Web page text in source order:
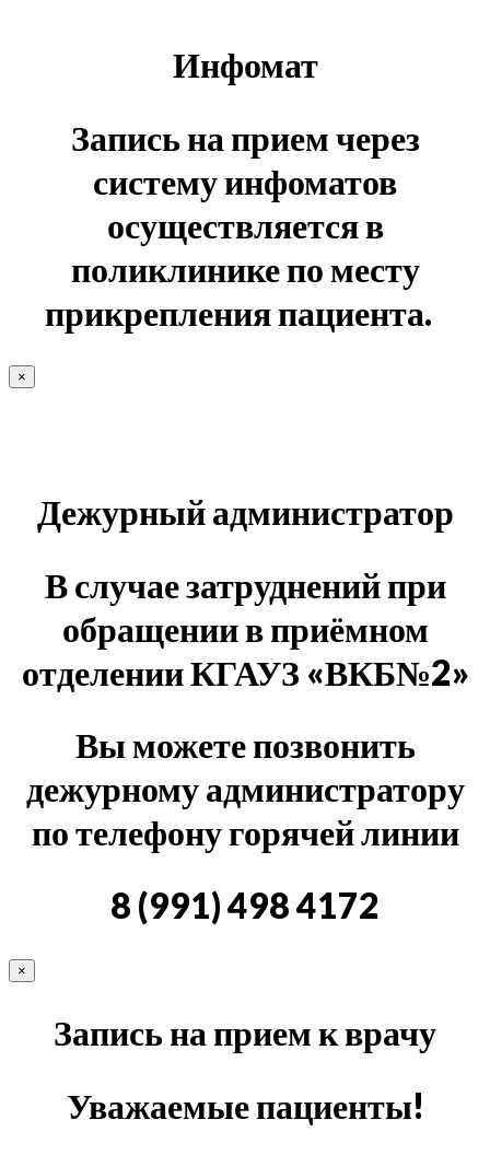
Инфомат
Запись на прием через
систему инфоматов
осуществляется в
поликлинике по месту
прикрепления пациента.
×
Дежурный администратор
В случае затруднений при
обращении в приёмном
отделении КГАУЗ «ВКБ№2»
Вы можете позвонить
дежурному администратору
по телефону горячей линии
8 (991) 498 4172
×
Запись на прием к врачу
Уважаемые пациенты!